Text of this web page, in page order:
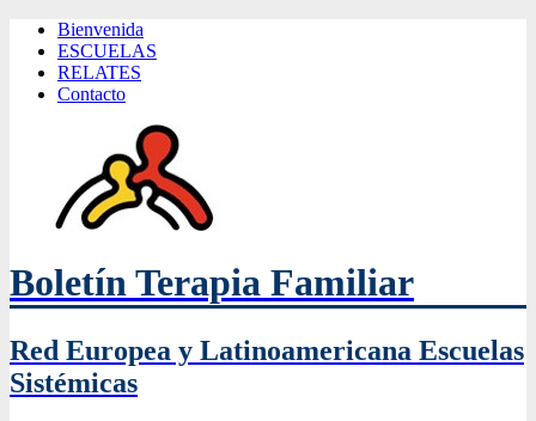
Bienvenida
ESCUELAS
RELATES
Contacto
Boletín Terapia Familiar
Red Europea y Latinoamericana Escuelas
Sistémicas